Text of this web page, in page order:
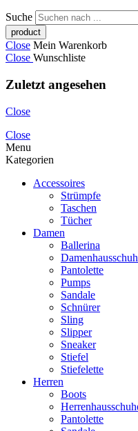
Suche
Close Mein Warenkorb
Close Wunschliste
Zuletzt angesehen
Close
Close
Menu
Kategorien
Accessoires
Strümpfe
Taschen
Tücher
Damen
Ballerina
Pantolette
Pumps
Sandale
Schnürer
Sling
Slipper
Sneaker
Stiefel
Stiefelette
Herren
Boots
Pantolette